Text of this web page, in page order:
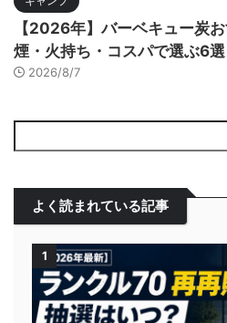
【2026年】バーベキュー炭
煙・火持ち・コスパで選ぶ6選
2026/8/7
よく読まれている記事
1